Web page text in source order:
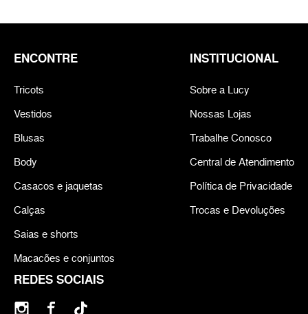
REDES SOCIAIS
ENCONTRE
Tricots
Vestidos
Blusas
Body
Casacos e jaquetas
Calças
Saias e shorts
Macacões e conjuntos
INSTITUCIONAL
Sobre a Lucy
Nossas Lojas
Trabalhe Conosco
Central de Atendimento
Política de Privacidade
Trocas e Devoluções